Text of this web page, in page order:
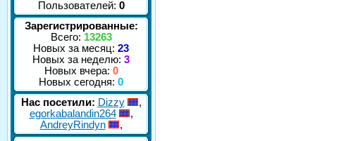
Пользователей: 0
Зарегистрированные:
Всего: 13263
Новых за месяц: 23
Новых за неделю: 3
Новых вчера: 0
Новых сегодня: 0
Нас посетили: Dizzy
,
egorkabalandin264
,
AndreyRindyn
,